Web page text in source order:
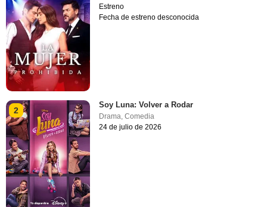
Estreno
Fecha de estreno desconocida
2
Soy Luna: Volver a Rodar
Drama ,Comedia
24 de julio de 2026